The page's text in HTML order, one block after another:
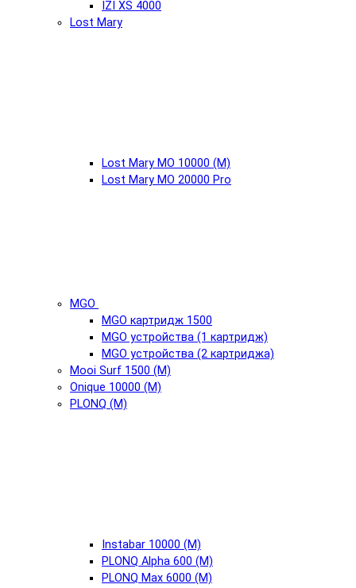
IZI XS 4000
Lost Mary
Lost Mary MO 10000 (М)
Lost Mary MO 20000 Pro
MGO
MGO картридж 1500
MGO устройства (1 картридж)
MGO устройства (2 картриджа)
Mooi Surf 1500 (М)
Onique 10000 (М)
PLONQ (М)
Instabar 10000 (М)
PLONQ Alpha 600 (М)
PLONQ Max 6000 (М)